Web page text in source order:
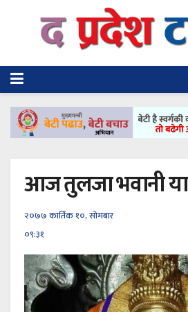
आज तुलजा भवानी
२०७७ कार्तिक १०, सोमबार
०९:३१